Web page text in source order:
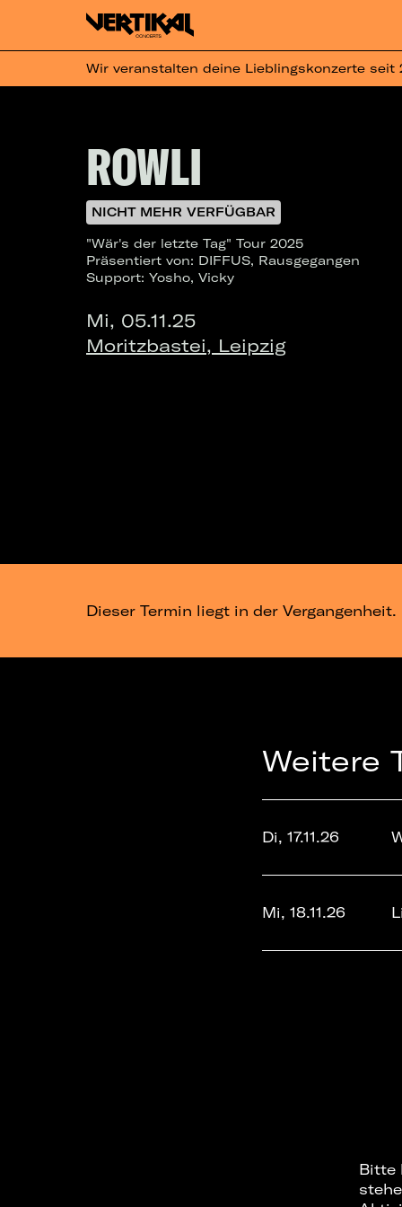
Wir veranstalten deine Lieblingskonzerte seit
ROWLI
NICHT MEHR VERFÜGBAR
"Wär's der letzte Tag" Tour 2025
Präsentiert von: DIFFUS, Rausgegangen
Support: Yosho, Vicky
Mi, 05.11.25
Moritzbastei, Leipzig
Dieser Termin liegt in der Vergangenheit.
Weitere
Di, 17.11.26
Mi, 18.11.26
Bitte